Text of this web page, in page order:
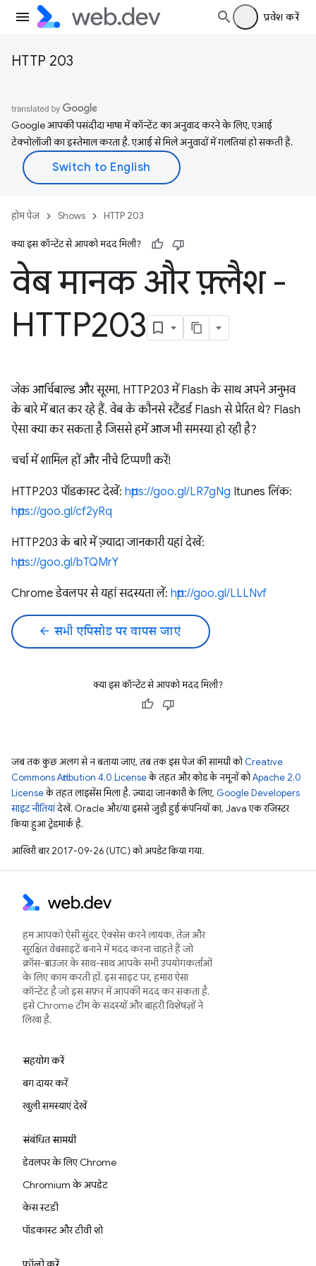
प्रवेश करें
HTTP 203
Google आपकी पसंदीदा भाषा में कॉन्टेंट का अनुवाद करने के लिए, एआई
टेक्नोलॉजी का इस्तेमाल करता है. एआई से मिले अनुवादों में गलतियां हो सकती हैं.
होम पेज Shows HTTP 203
क्या इस कॉन्टेंट से आपको मदद मिली?
वेब मानक और फ़्लैश -
HTTP203
जेक आर्चिबाल्ड और सूरमा, HTTP203 में Flash के साथ अपने अनुभव
के बारे में बात कर रहे हैं. वेब के कौनसे स्टैंडर्ड Flash से प्रेरित थे? Flash
ऐसा क्या कर सकता है जिससे हमें आज भी समस्या हो रही है?
चर्चा में शामिल हों और नीचे टिप्पणी करें!
HTTP203 पॉडकास्ट देखें: https://goo.gl/LR7gNg Itunes लिंक:
https://goo.gl/cf2yRq
HTTP203 के बारे में ज़्यादा जानकारी यहां देखें:
https://goo.gl/bTQMrY
Chrome डेवलपर से यहां सदस्यता लें: http://goo.gl/LLLNvf
arrow_back सभी एपिसोड पर वापस जाएं
क्या इस कॉन्टेंट से आपको मदद मिली?
जब तक कुछ अलग से न बताया जाए, तब तक इस पेज की सामग्री कोCreative
Commons Attribution 4.0 Licenseके तहत और कोड के नमूनों कोApache 2.0
Licenseके तहत लाइसेंस मिला है. ज़्यादा जानकारी के लिए, Google Developers
साइट नीतियांदेखें. Oracle और/या इससे जुड़ी हुई कंपनियों का, Java एक रजिस्टर
किया हुआ ट्रेडमार्क है.
आखिरी बार 2017-09-26 (UTC) को अपडेट किया गया.
हम आपको ऐसी सुंदर, ऐक्सेस करने लायक, तेज़ और
सुरक्षित वेबसाइटें बनाने में मदद करना चाहते हैं जो
क्रॉस-ब्राउज़र के साथ-साथ आपके सभी उपयोगकर्ताओं
के लिए काम करती हों. इस साइट पर, हमारा ऐसा
कॉन्टेंट है जो इस सफ़र में आपकी मदद कर सकता है.
इसे Chrome टीम के सदस्यों और बाहरी विशेषज्ञों ने
लिखा है.
सहयोग करें
बग दायर करें
खुली समस्याएं देखें
संबंधित सामग्री
डेवलपर के लिए Chrome
Chromium के अपडेट
केस स्टडी
पॉडकास्ट और टीवी शो